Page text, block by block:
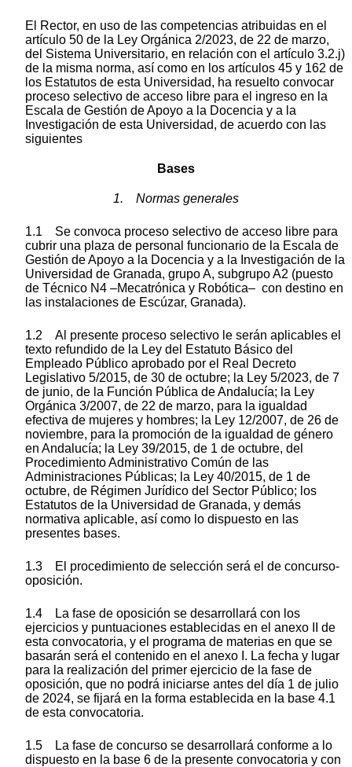
El Rector, en uso de las competencias atribuidas en el
artículo 50 de la Ley Orgánica 2/2023, de 22 de marzo,
del Sistema Universitario, en relación con el artículo 3.2.j)
de la misma norma, así como en los artículos 45 y 162 de
los Estatutos de esta Universidad, ha resuelto convocar
proceso selectivo de acceso libre para el ingreso en la
Escala de Gestión de Apoyo a la Docencia y a la
Investigación de esta Universidad, de acuerdo con las
siguientes
Bases
1. Normas generales
1.1 Se convoca proceso selectivo de acceso libre para
cubrir una plaza de personal funcionario de la Escala de
Gestión de Apoyo a la Docencia y a la Investigación de la
Universidad de Granada, grupo A, subgrupo A2 (puesto
de Técnico N4 –Mecatrónica y Robótica– con destino en
las instalaciones de Escúzar, Granada).
1.2 Al presente proceso selectivo le serán aplicables el
texto refundido de la Ley del Estatuto Básico del
Empleado Público aprobado por el Real Decreto
Legislativo 5/2015, de 30 de octubre; la Ley 5/2023, de 7
de junio, de la Función Pública de Andalucía; la Ley
Orgánica 3/2007, de 22 de marzo, para la igualdad
efectiva de mujeres y hombres; la Ley 12/2007, de 26 de
noviembre, para la promoción de la igualdad de género
en Andalucía; la Ley 39/2015, de 1 de octubre, del
Procedimiento Administrativo Común de las
Administraciones Públicas; la Ley 40/2015, de 1 de
octubre, de Régimen Jurídico del Sector Público; los
Estatutos de la Universidad de Granada, y demás
normativa aplicable, así como lo dispuesto en las
presentes bases.
1.3 El procedimiento de selección será el de concurso-
oposición.
1.4 La fase de oposición se desarrollará con los
ejercicios y puntuaciones establecidas en el anexo II de
esta convocatoria, y el programa de materias en que se
basarán será el contenido en el anexo I. La fecha y lugar
para la realización del primer ejercicio de la fase de
oposición, que no podrá iniciarse antes del día 1 de julio
de 2024, se fijará en la forma establecida en la base 4.1
de esta convocatoria.
1.5 La fase de concurso se desarrollará conforme a lo
dispuesto en la base 6 de la presente convocatoria y con